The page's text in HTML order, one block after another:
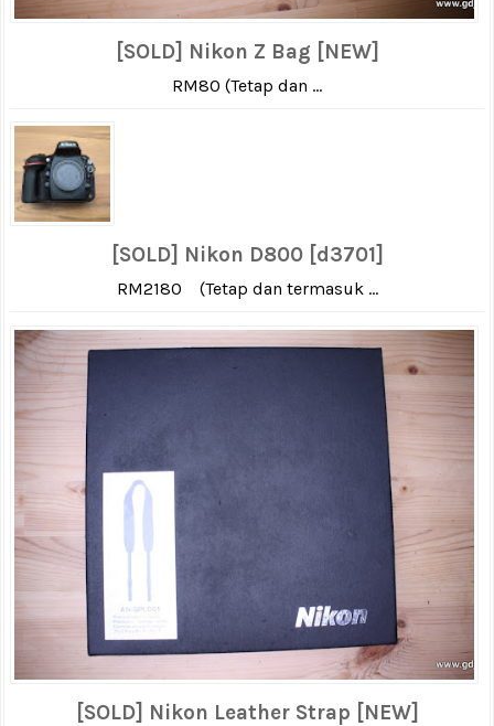
[SOLD] Nikon Z Bag [NEW]
RM80 (Tetap dan ...
[SOLD] Nikon D800 [d3701]
RM2180 (Tetap dan termasuk ...
[SOLD] Nikon Leather Strap [NEW]